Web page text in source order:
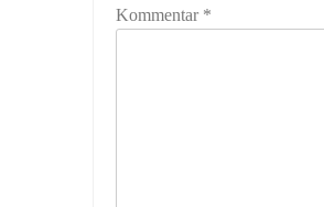
Kommentar *